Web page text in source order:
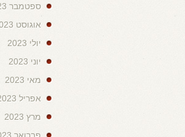
ספטמבר 2023
אוגוסט 2023
יולי 2023
יוני 2023
מאי 2023
אפריל 2023
מרץ 2023